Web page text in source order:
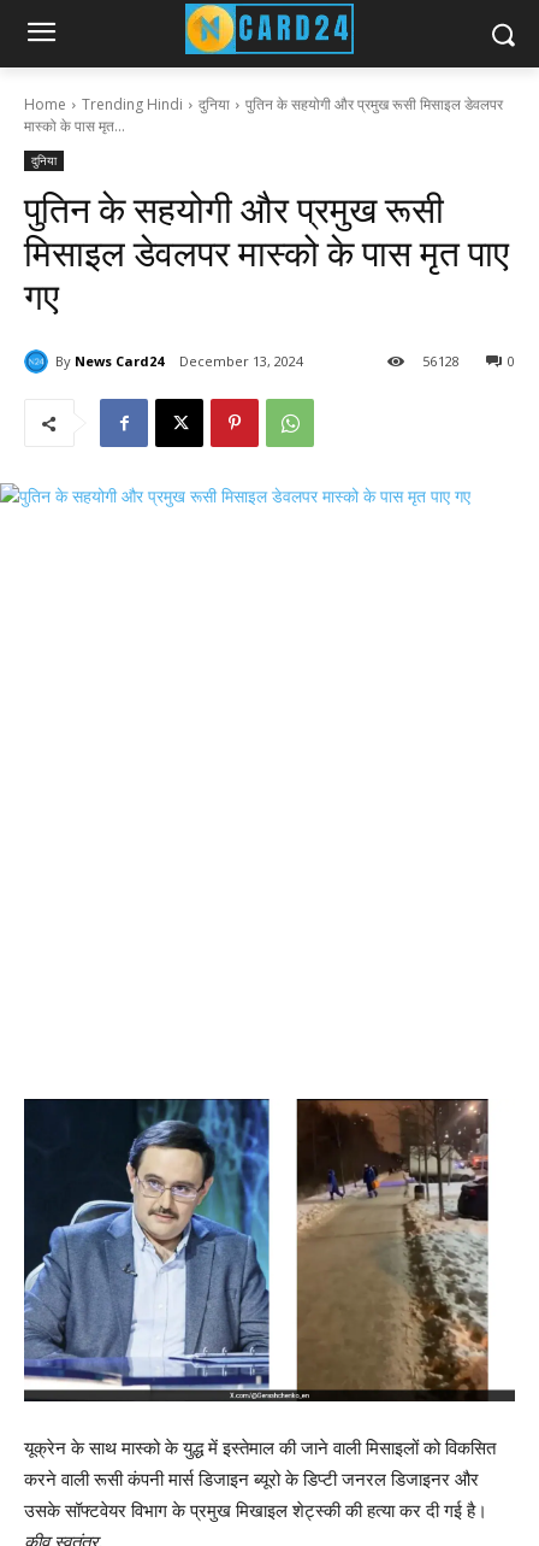
Home Trending Hindi दुनिया
पुतिन के सहयोगी और प्रमुख रूसी मिसाइल डेवलपर
मास्को के पास मृत...
दुनिया
पुतिन के सहयोगी और प्रमुख रूसी
मिसाइल डेवलपर मास्को के पास मृत पाए
गए
By News Card24 December 13, 2024 0
56128
यूक्रेन के साथ मास्को के युद्ध में इस्तेमाल की जाने वाली मिसाइलों को विकसित
करने वाली रूसी कंपनी मार्स डिजाइन ब्यूरो के डिप्टी जनरल डिजाइनर और
उसके सॉफ्टवेयर विभाग के प्रमुख मिखाइल शेट्स्की की हत्या कर दी गई है।